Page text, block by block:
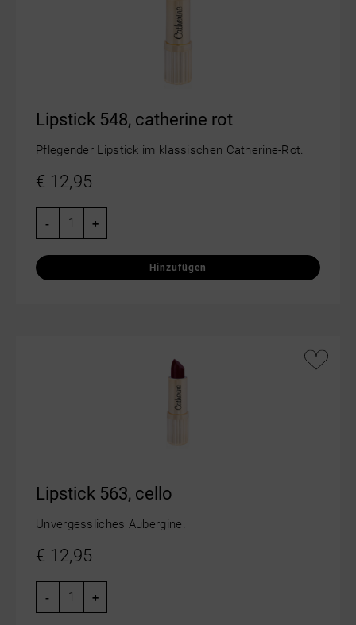
Lipstick 548, catherine rot
Pflegender Lipstick im klassischen Catherine-Rot.
€ 12,95
+
-
Lipstick 563, cello
Unvergessliches Aubergine.
€ 12,95
+
-